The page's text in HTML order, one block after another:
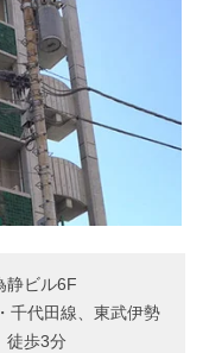
静ビル6F
千代田線、東武伊勢
徒歩3分